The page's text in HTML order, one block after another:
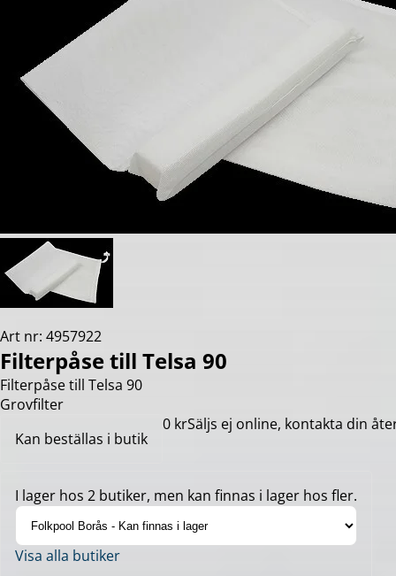
Art nr: 4957922
Filterpåse till Telsa 90
Filterpåse till Telsa 90
Grovfilter
Kan beställas i butik
0 krSäljs ej online, kontakta din
I lager hos 2 butiker, men kan finnas i lager hos fler.
Visa alla butiker